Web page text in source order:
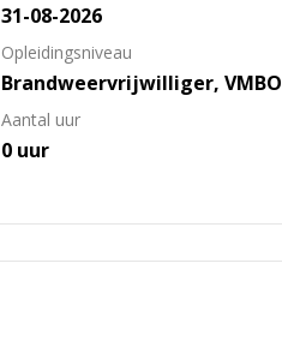
31-08-2026
Opleidingsniveau
Brandweervrijwilliger, VMBO
Aantal uur
0 uur